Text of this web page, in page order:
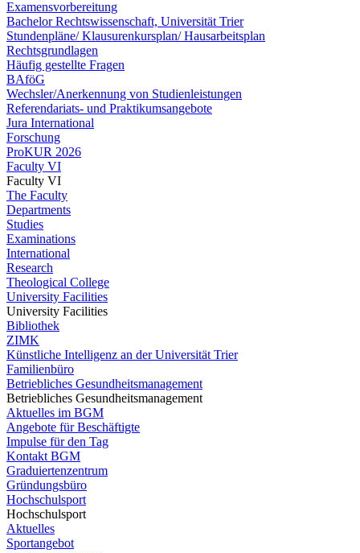
Examensvorbereitung
Bachelor Rechtswissenschaft, Universität Trier
Stundenpläne/ Klausurenkursplan/ Hausarbeitsplan
Rechtsgrundlagen
Häufig gestellte Fragen
BAföG
Wechsler/Anerkennung von Studienleistungen
Referendariats- und Praktikumsangebote
Jura International
Forschung
ProKUR 2026
Faculty VI
Faculty VI
The Faculty
Departments
Studies
Examinations
International
Research
Theological College
University Facilities
University Facilities
Bibliothek
ZIMK
Künstliche Intelligenz an der Universität Trier
Familienbüro
Betriebliches Gesundheitsmanagement
Betriebliches Gesundheitsmanagement
Aktuelles im BGM
Angebote für Beschäftigte
Impulse für den Tag
Kontakt BGM
Graduiertenzentrum
Gründungsbüro
Hochschulsport
Hochschulsport
Aktuelles
Sportangebot